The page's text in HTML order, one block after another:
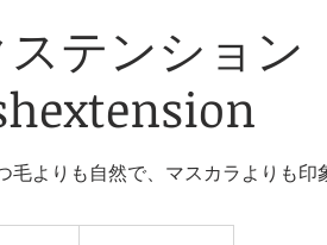
ステンション
よりも自然で、マスカラよりも印